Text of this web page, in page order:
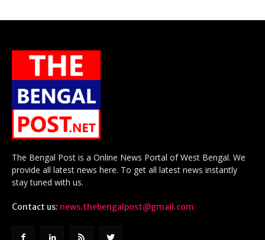
The Bengal Post is a Online News Portal of West Bengal. We
provide all latest news here. To get all latest news instantly
stay tuned with us.
Contact us: news.thebengalpost@gmail.com